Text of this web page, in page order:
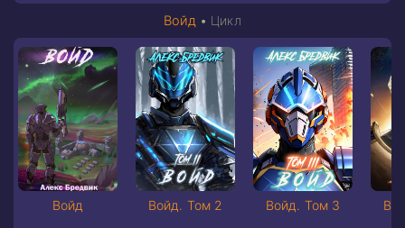
Войд • Цикл
Войд Войд. Том 2 Войд. Том 3